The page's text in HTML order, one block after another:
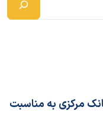
مرکزی به مناسبت